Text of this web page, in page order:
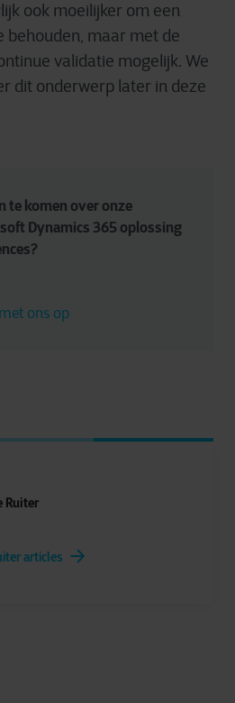
ook moeilijker om een
behouden, maar met de
validatie mogelijk. We
dit onderwerp later in deze
te komen over onze
Dynamics 365 oplossing
ons op
Ruiter
articles